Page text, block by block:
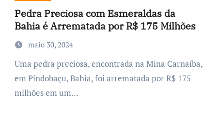
Pedra Preciosa com Esmeraldas da
Bahia é Arrematada por R$ 175 Milhões
maio 30, 2024
Uma pedra preciosa, encontrada na Mina Carnaíba,
em Pindobaçu, Bahia, foi arrematada por R$ 175
milhões em um…